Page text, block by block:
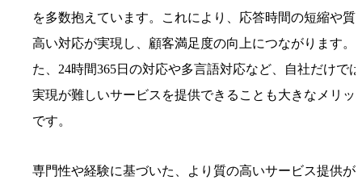
を多数抱えています。これにより、応答時間の短縮や質
高い対応が実現し、顧客満足度の向上につながります。
た、24時間365日の対応や多言語対応など、自社だけでは
実現が難しいサービスを提供できることも大きなメリッ
です。
専門性や経験に基づいた、より質の高いサービス提供が